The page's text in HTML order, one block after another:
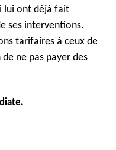
lui ont déjà fait
ses interventions.
tarifaires à ceux de
ne pas payer des